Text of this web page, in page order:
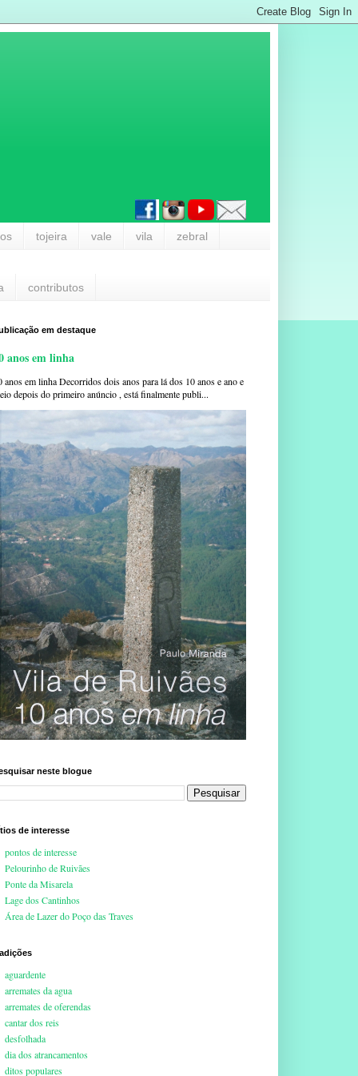
tojeira vale vila zebral
contributos
em destaque
anos em linha
anos em linha Decorridos dois anos para lá dos 10 anos e ano e
depois do primeiro anúncio , está finalmente publi...
neste blogue
de interesse
pontos de interesse
Pelourinho de Ruivães
Ponte da Misarela
Lage dos Cantinhos
Área de Lazer do Poço das Traves
aguardente
arremates da agua
arremates de oferendas
cantar dos reis
desfolhada
dia dos atrancamentos
ditos populares